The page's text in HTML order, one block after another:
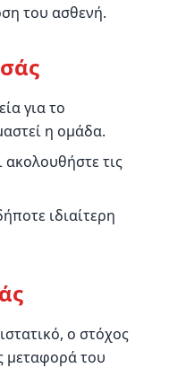
του ασθενή.
για το
η ομάδα.
ακολουθήστε τις
ιδιαίτερη
ο στόχος
μεταφορά του